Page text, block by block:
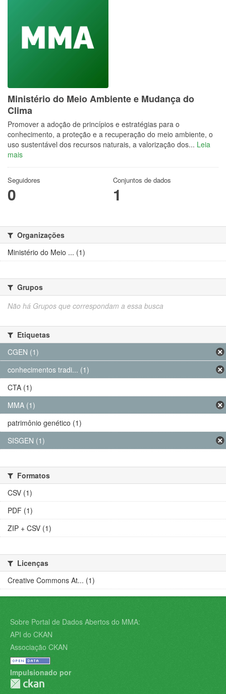
Ministério do Meio Ambiente e Mudança do
Clima
Promover a adoção de princípios e estratégias para o
conhecimento, a proteção e a recuperação do meio ambiente, o
uso sustentável dos recursos naturais, a valorização dos... Leia
mais
Seguidores
0
Conjuntos de dados
1
Organizações
Ministério do Meio ... (1)
Grupos
Não há Grupos que correspondam a essa busca
Etiquetas
CGEN (1)
conhecimentos tradi... (1)
CTA (1)
MMA (1)
patrimônio genético (1)
SISGEN (1)
Formatos
CSV (1)
PDF (1)
ZIP + CSV (1)
Licenças
Creative Commons At... (1)
Sobre Portal de Dados Abertos do MMA:
API do CKAN
Associação CKAN
Impulsionado por